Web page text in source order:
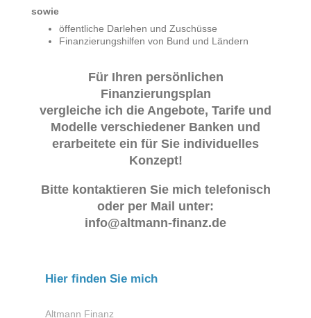
sowie
öffentliche Darlehen und Zuschüsse
Finanzierungshilfen von Bund und Ländern
Für Ihren persönlichen
Finanzierungsplan
vergleiche ich die Angebote, Tarife und
Modelle verschiedener Banken und
erarbeitete ein für Sie individuelles
Konzept!
Bitte kontaktieren Sie mich telefonisch
oder per Mail unter:
info@altmann-finanz.de
Hier finden Sie mich
Altmann Finanz